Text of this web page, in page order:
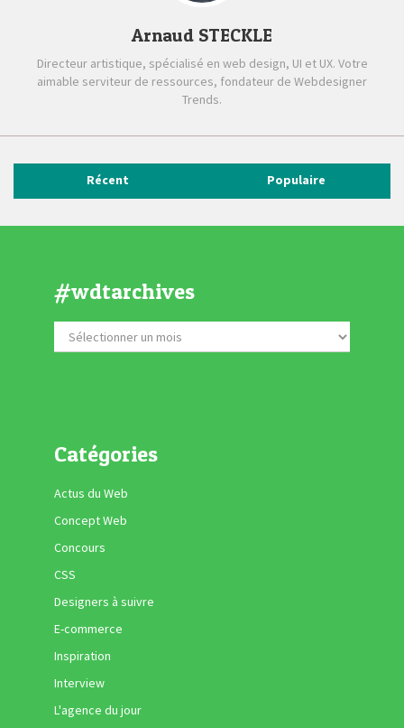
Arnaud STECKLE
Directeur artistique, spécialisé en web design, UI et UX. Votre
aimable serviteur de ressources, fondateur de Webdesigner
Trends.
Récent Populaire
#wdtarchives
Catégories
Actus du Web
Concept Web
Concours
CSS
Designers à suivre
E-commerce
Inspiration
Interview
L'agence du jour